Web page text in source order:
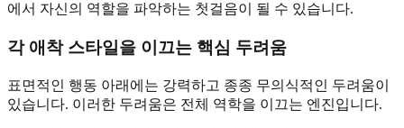
에서 자신의 역할을 파악하는 첫걸음이 될 수 있습니다.
각 애착 스타일을 이끄는 핵심 두려움
표면적인 행동 아래에는 강력하고 종종 무의식적인 두려움이
있습니다. 이러한 두려움은 전체 역학을 이끄는 엔진입니다.